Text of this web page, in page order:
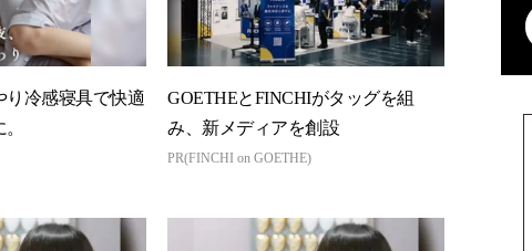
り冷感寝具で快適
GOETHEとFINCHIがタッグを組
み、新メディアを創設
PR(FINCHI on GOETHE)